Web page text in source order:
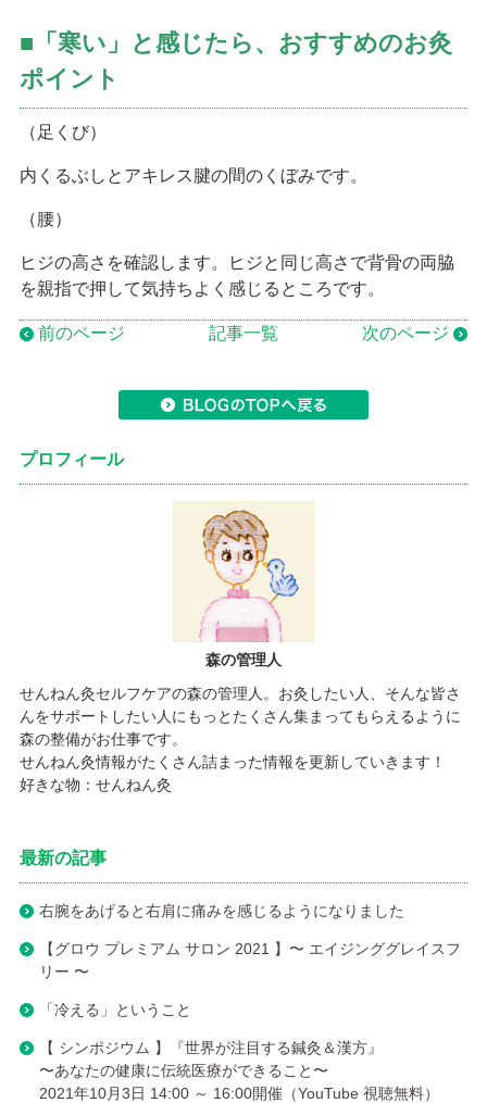
■「寒い」と感じたら、おすすめのお灸
ポイント
（足くび）
内くるぶしとアキレス腱の間のくぼみです。
（腰）
ヒジの高さを確認します。ヒジと同じ高さで背骨の両脇
を親指で押して気持ちよく感じるところです。
前のページ 次のページ
記事一覧
プロフィール
森の管理人
せんねん灸セルフケアの森の管理人。お灸したい人、そんな皆さ
んをサポートしたい人にもっとたくさん集まってもらえるように
森の整備がお仕事です。
せんねん灸情報がたくさん詰まった情報を更新していきます！
好きな物：せんねん灸
最新の記事
右腕をあげると右肩に痛みを感じるようになりました
【グロウ プレミアム サロン 2021 】〜 エイジンググレイスフ
リー 〜
「冷える」ということ
【 シンポジウム 】『世界が注目する鍼灸＆漢方』
〜あなたの健康に伝統医療ができること〜
2021年10月3日 14:00 ～ 16:00開催（YouTube 視聴無料）